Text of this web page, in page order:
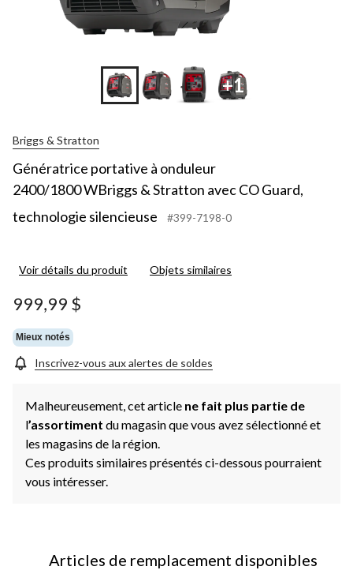
+1
Briggs & Stratton
Génératrice portative à onduleur
2400/1800 WBriggs & Stratton avec CO Guard,
technologie silencieuse
#399-7198-0
Voir détails du produit Objets similaires
999,99 $
Mieux notés
Inscrivez-vous aux alertes de soldes
Malheureusement, cet article ne fait plus partie de
l’assortiment du magasin que vous avez sélectionné et
les magasins de la région.
Ces produits similaires présentés ci-dessous pourraient
vous intéresser.
Articles de remplacement disponibles